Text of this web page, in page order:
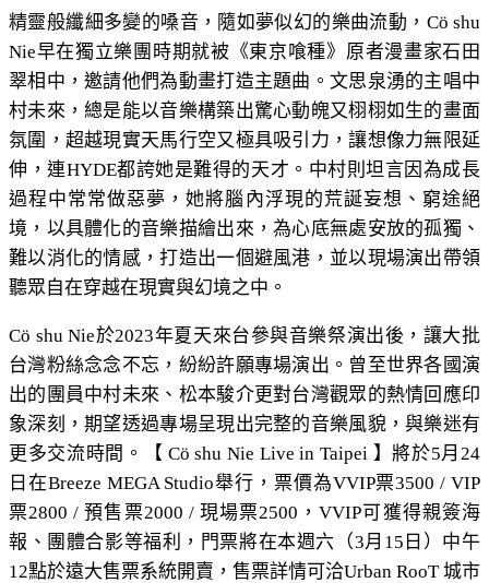
精靈般纖細多變的嗓音，隨如夢似幻的樂曲流動，Cö shu
Nie早在獨立樂團時期就被《東京喰種》原者漫畫家石田
翠相中，邀請他們為動畫打造主題曲。文思泉湧的主唱中
村未來，總是能以音樂構築出驚心動魄又栩栩如生的畫面
氛圍，超越現實天馬行空又極具吸引力，讓想像力無限延
伸，連HYDE都誇她是難得的天才。中村則坦言因為成長
過程中常常做惡夢，她將腦內浮現的荒誕妄想、窮途絕
境，以具體化的音樂描繪出來，為心底無處安放的孤獨、
難以消化的情感，打造出一個避風港，並以現場演出帶領
聽眾自在穿越在現實與幻境之中。
Cö shu Nie於2023年夏天來台參與音樂祭演出後，讓大批
台灣粉絲念念不忘，紛紛許願專場演出。曾至世界各國演
出的團員中村未來、松本駿介更對台灣觀眾的熱情回應印
象深刻，期望透過專場呈現出完整的音樂風貌，與樂迷有
更多交流時間。【 Cö shu Nie Live in Taipei 】將於5月24
日在Breeze MEGA Studio舉行，票價為VVIP票3500 / VIP
票2800 / 預售票2000 / 現場票2500，VVIP可獲得親簽海
報、團體合影等福利，門票將在本週六（3月15日）中午
12點於遠大售票系統開賣，售票詳情可洽Urban RooT 城市